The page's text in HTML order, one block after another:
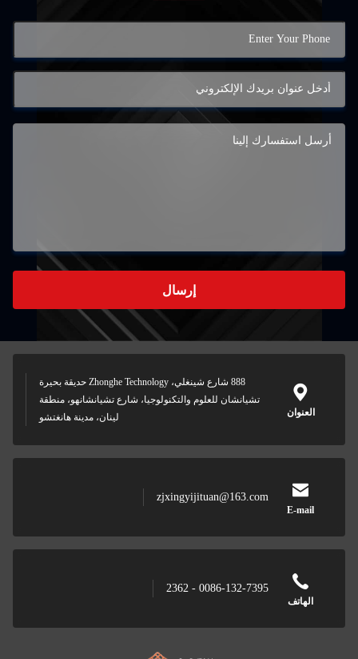
إرسال
العنوان
888 شارع شينغلي، Zhonghe Technology حديقة بحيرة
تشيانشان للعلوم والتكنولوجيا، شارع تشيانشانهو، منطقة
لينان، مدينة هانغتشو
E-mail
zjxingyijituan@163.com
الهاتف
0086-132-7395 - 2362